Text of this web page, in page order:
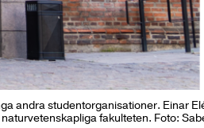
andra studentorganisationer. Einar
fakulteten. Foto: